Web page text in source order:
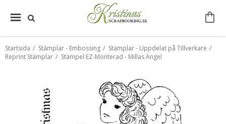
Startsida / Stämplar - Embossing / Stämplar - Uppdelat på Tillverkare /
Reprint Stämplar / Stämpel EZ-Monterad - Millas Ängel